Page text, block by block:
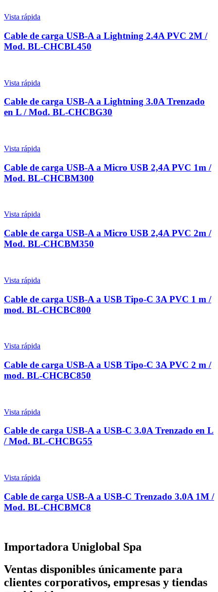
Vista rápida
Cable de carga USB-A a Lightning 2.4A PVC 2M /
Mod. BL-CHCBL450
Vista rápida
Cable de carga USB-A a Lightning 3.0A Trenzado
en L / Mod. BL-CHCBG30
Vista rápida
Cable de carga USB-A a Micro USB 2,4A PVC 1m /
Mod. BL-CHCBM300
Vista rápida
Cable de carga USB-A a Micro USB 2,4A PVC 2m /
Mod. BL-CHCBM350
Vista rápida
Cable de carga USB-A a USB Tipo-C 3A PVC 1 m /
mod. BL-CHCBC800
Vista rápida
Cable de carga USB-A a USB Tipo-C 3A PVC 2 m /
mod. BL-CHCBC850
Vista rápida
Cable de carga USB-A a USB-C 3.0A Trenzado en L
/ Mod. BL-CHCBG55
Vista rápida
Cable de carga USB-A a USB-C Trenzado 3.0A 1M /
Mod. BL-CHCBMC8
Importadora Uniglobal Spa
Ventas disponibles únicamente para
clientes corporativos, empresas y tiendas